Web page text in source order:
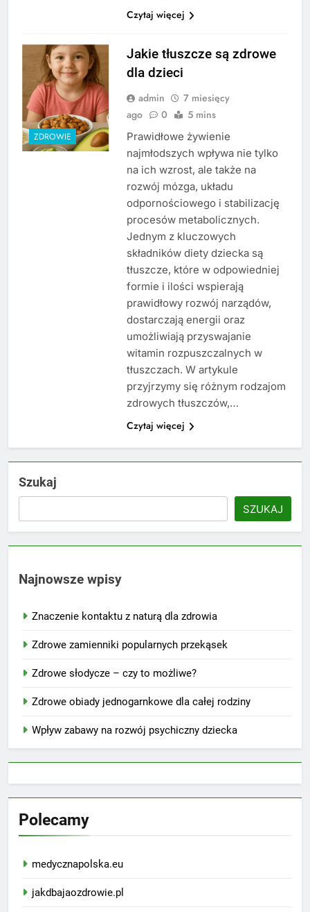
Czytaj więcej
ZDROWIE
Jakie tłuszcze są zdrowe
dla dzieci
admin
7 miesięcy
ago
0 5 mins
Prawidłowe żywienie
najmłodszych wpływa nie tylko
na ich wzrost, ale także na
rozwój mózga, układu
odpornościowego i stabilizację
procesów metabolicznych.
Jednym z kluczowych
składników diety dziecka są
tłuszcze, które w odpowiedniej
formie i ilości wspierają
prawidłowy rozwój narządów,
dostarczają energii oraz
umożliwiają przyswajanie
witamin rozpuszczalnych w
tłuszczach. W artykule
przyjrzymy się różnym rodzajom
zdrowych tłuszczów,…
Czytaj więcej
Szukaj
SZUKAJ
Najnowsze wpisy
Znaczenie kontaktu z naturą dla zdrowia
Zdrowe zamienniki popularnych przekąsek
Zdrowe słodycze – czy to możliwe?
Zdrowe obiady jednogarnkowe dla całej rodziny
Wpływ zabawy na rozwój psychiczny dziecka
Polecamy
medycznapolska.eu
jakdbajaozdrowie.pl